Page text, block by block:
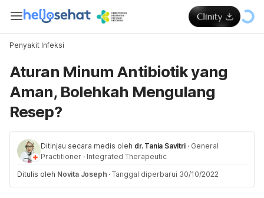
Penyakit Infeksi
Aturan Minum Antibiotik yang
Aman, Bolehkah Mengulang
Resep?
Ditinjau secara medis oleh dr. Tania Savitri · General
Practitioner · Integrated Therapeutic
Ditulis oleh Novita Joseph · Tanggal diperbarui 30/10/2022